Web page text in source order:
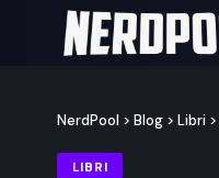
NerdPool > Blog > Libri >
LIBRI